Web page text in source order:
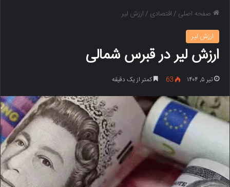
صفحه اصلی /اقتصادی /ارزش لیر
ارزش لیر
ارزش لیر در قبرس شمالی
تیر ۵, ۱۴۰۴ 63 کمتر از یک دقیقه